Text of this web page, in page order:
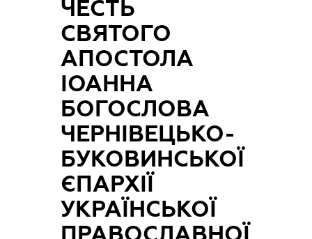
ЧЕСТЬ
СВЯТОГО
АПОСТОЛА
ІОАННА
БОГОСЛОВА
ЧЕРНІВЕЦЬКО-
БУКОВИНСЬКОЇ
ЄПАРХІЇ
УКРАЇНСЬКОЇ